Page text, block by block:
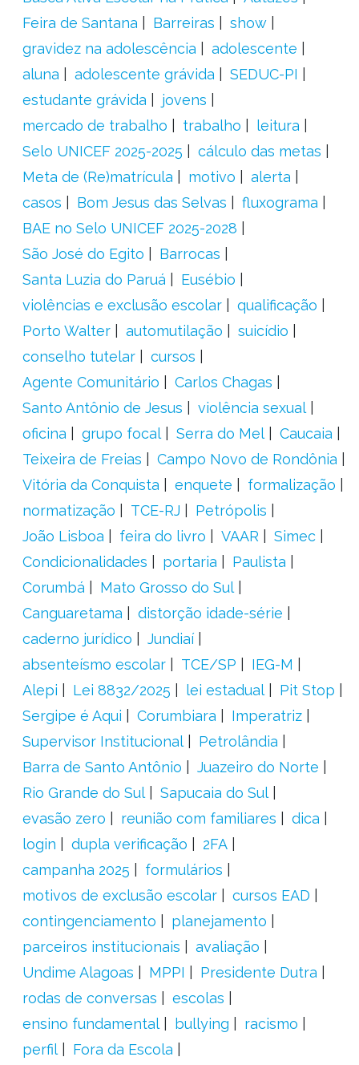
Feira de Santana
Barreiras
show
gravidez na adolescência
adolescente
aluna
adolescente grávida
SEDUC-PI
estudante grávida
jovens
mercado de trabalho
trabalho
leitura
Selo UNICEF 2025-2025
cálculo das metas
Meta de (Re)matrícula
motivo
alerta
casos
Bom Jesus das Selvas
fluxograma
BAE no Selo UNICEF 2025-2028
São José do Egito
Barrocas
Santa Luzia do Paruá
Eusébio
violências e exclusão escolar
qualificação
Porto Walter
automutilação
suicídio
conselho tutelar
cursos
Agente Comunitário
Carlos Chagas
Santo Antônio de Jesus
violência sexual
oficina
grupo focal Serra do Mel
Caucaia
Teixeira de Freias
Campo Novo de Rondônia
Vitória da Conquista
enquete
formalização
normatização
TCE-RJ
Petrópolis
João Lisboa
feira do livro VAAR
Simec
Condicionalidades
portaria
Paulista
Corumbá
Mato Grosso do Sul
Canguaretama
distorção idade-série
caderno jurídico
Jundiaí
absenteísmo escolar
TCE/SP
IEG-M
Alepi
Lei 8832/2025 lei estadual
Pit Stop
Sergipe é Aqui
Corumbiara
Imperatriz
Supervisor Institucional
Petrolândia
Barra de Santo Antônio
Juazeiro do Norte
Rio Grande do Sul
Sapucaia do Sul
evasão zero
reunião com familiares
dica
login
dupla verificação
2FA
campanha 2025
formulários
motivos de exclusão escolar
cursos EAD
contingenciamento
planejamento
parceiros institucionais
avaliação
Undime Alagoas
MPPI
Presidente Dutra
rodas de conversas
escolas
ensino fundamental
bullying
racismo
perfil
Fora da Escola